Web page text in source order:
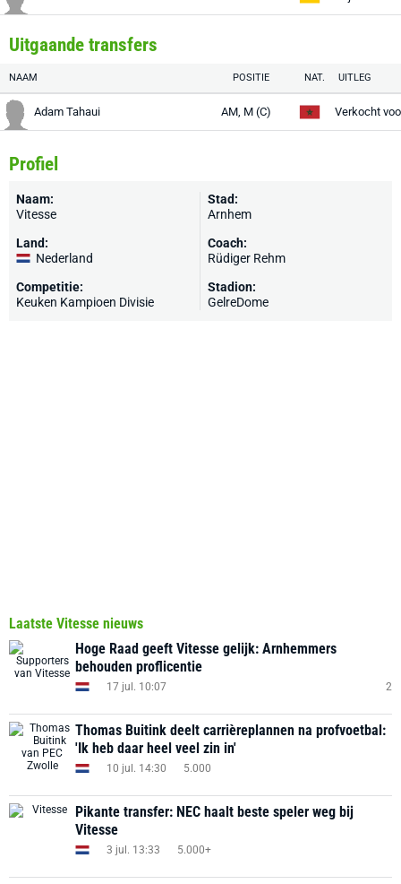
Uitgaande transfers
NAAM POSITIE NAT. UITLEG
Adam Tahaui AM, M (C) Verkocht
Profiel
Naam:
Vitesse
Land:
Nederland
Competitie:
Keuken Kampioen Divisie
Stad:
Arnhem
Coach:
Rüdiger Rehm
Stadion:
GelreDome
Laatste Vitesse nieuws
Hoge Raad geeft Vitesse gelijk: Arnhemmers
behouden proflicentie
17 jul. 10:07 2
Thomas Buitink deelt carrièreplannen na profvoetbal:
'Ik heb daar heel veel zin in'
10 jul. 14:30 5.000
Pikante transfer: NEC haalt beste speler weg bij
Vitesse
3 jul. 13:33 5.000+